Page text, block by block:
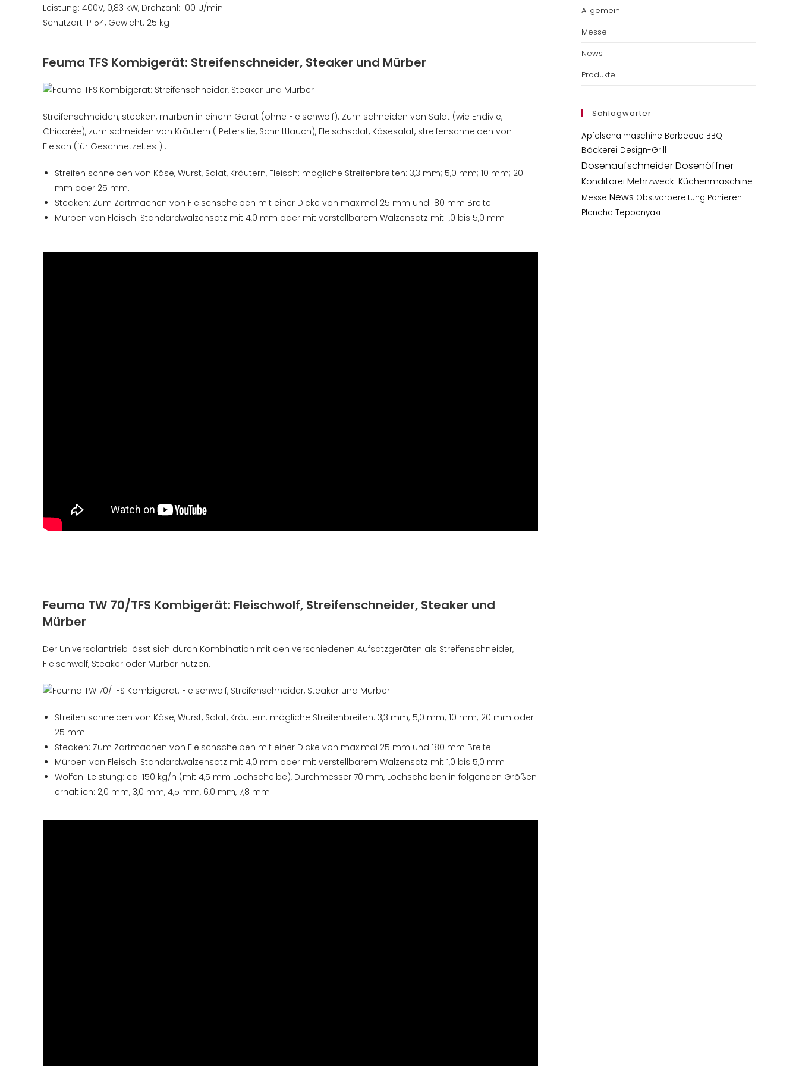
Leistung: 400V, 0,83 kW, Drehzahl: 100 U/min
Schutzart IP 54, Gewicht: 25 kg
Feuma TFS Kombigerät: Streifenschneider, Steaker und Mürber
Streifenschneiden, steaken, mürben in einem Gerät (ohne Fleischwolf). Zum schneiden von Salat (wie Endivie,
Chicorée), zum schneiden von Kräutern ( Petersilie, Schnittlauch), Fleischsalat, Käsesalat, streifenschneiden von
Fleisch (für Geschnetzeltes ) .
Streifen schneiden von Käse, Wurst, Salat, Kräutern, Fleisch: mögliche Streifenbreiten: 3,3 mm; 5,0 mm; 10 mm; 20
mm oder 25 mm.
Steaken: Zum Zartmachen von Fleischscheiben mit einer Dicke von maximal 25 mm und 180 mm Breite.
Mürben von Fleisch: Standardwalzensatz mit 4,0 mm oder mit verstellbarem Walzensatz mit 1,0 bis 5,0 mm
Feuma TW 70/TFS Kombigerät: Fleischwolf, Streifenschneider, Steaker und
Mürber
Der Universalantrieb lässt sich durch Kombination mit den verschiedenen Aufsatzgeräten als Streifenschneider,
Fleischwolf, Steaker oder Mürber nutzen.
Streifen schneiden von Käse, Wurst, Salat, Kräutern: mögliche Streifenbreiten: 3,3 mm; 5,0 mm; 10 mm; 20 mm oder
25 mm.
Steaken: Zum Zartmachen von Fleischscheiben mit einer Dicke von maximal 25 mm und 180 mm Breite.
Mürben von Fleisch: Standardwalzensatz mit 4,0 mm oder mit verstellbarem Walzensatz mit 1,0 bis 5,0 mm
Wolfen: Leistung: ca. 150 kg/h (mit 4,5 mm Lochscheibe), Durchmesser 70 mm, Lochscheiben in folgenden Größen
erhältlich: 2,0 mm, 3,0 mm, 4,5 mm, 6,0 mm, 7,8 mm
Allgemein
Messe
News
Produkte
Schlagwörter
Apfelschälmaschine Barbecue BBQ
Bäckerei Design-Grill
DosenaufschneiderDosenöffner
Konditorei Mehrzweck-Küchenmaschine
Messe News Obstvorbereitung Panieren
Plancha Teppanyaki